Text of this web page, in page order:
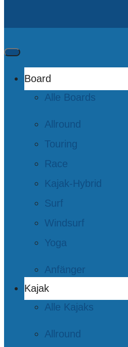
Board
Alle Boards
Allround
Touring
Race
Kajak-Hybrid
Surf
Windsurf
Yoga
Anfänger
Kajak
Alle Kajaks
Allround